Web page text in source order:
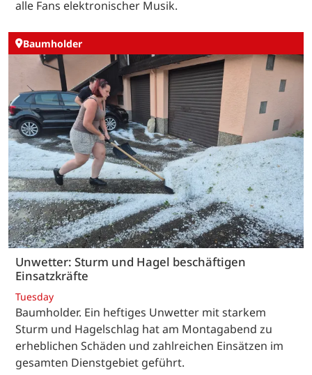
alle Fans elektronischer Musik.
Baumholder
Unwetter: Sturm und Hagel beschäftigen
Einsatzkräfte
Tuesday
Baumholder. Ein heftiges Unwetter mit starkem
Sturm und Hagelschlag hat am Montagabend zu
erheblichen Schäden und zahlreichen Einsätzen im
gesamten Dienstgebiet geführt.